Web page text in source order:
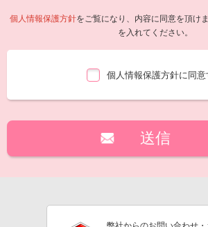
個人情報保護方針をご覧になり、内容に同意を頂け
を入れてください。
個人情報保護方針に同意